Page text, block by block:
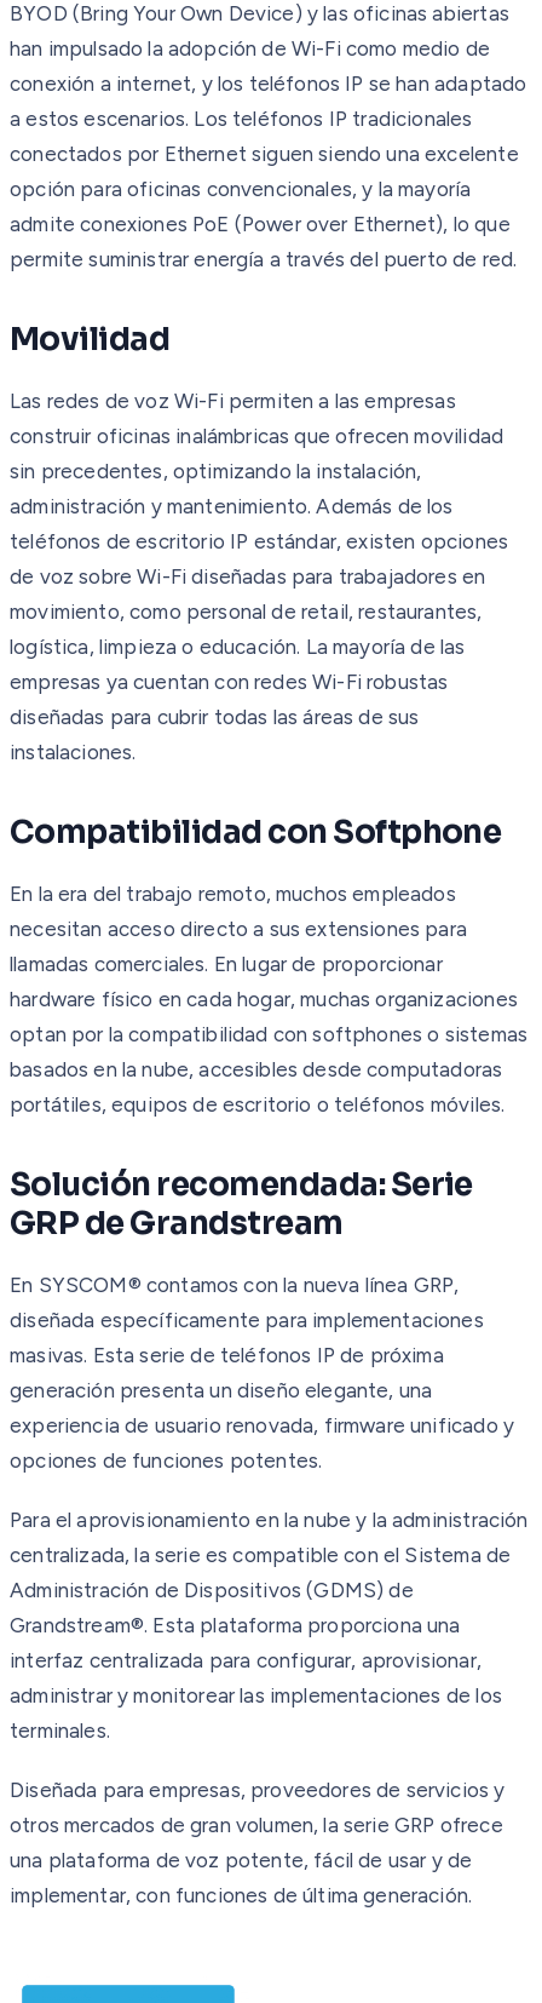
BYOD (Bring Your Own Device) y las oficinas abiertas
han impulsado la adopción de Wi-Fi como medio de
conexión a internet, y los teléfonos IP se han adaptado
a estos escenarios. Los teléfonos IP tradicionales
conectados por Ethernet siguen siendo una excelente
opción para oficinas convencionales, y la mayoría
admite conexiones PoE (Power over Ethernet), lo que
permite suministrar energía a través del puerto de red.
Movilidad
Las redes de voz Wi-Fi permiten a las empresas
construir oficinas inalámbricas que ofrecen movilidad
sin precedentes, optimizando la instalación,
administración y mantenimiento. Además de los
teléfonos de escritorio IP estándar, existen opciones
de voz sobre Wi-Fi diseñadas para trabajadores en
movimiento, como personal de retail, restaurantes,
logística, limpieza o educación. La mayoría de las
empresas ya cuentan con redes Wi-Fi robustas
diseñadas para cubrir todas las áreas de sus
instalaciones.
Compatibilidad con Softphone
En la era del trabajo remoto, muchos empleados
necesitan acceso directo a sus extensiones para
llamadas comerciales. En lugar de proporcionar
hardware físico en cada hogar, muchas organizaciones
optan por la compatibilidad con softphones o sistemas
basados en la nube, accesibles desde computadoras
portátiles, equipos de escritorio o teléfonos móviles.
Solución recomendada: Serie
GRP de Grandstream
En SYSCOM® contamos con la nueva línea GRP,
diseñada específicamente para implementaciones
masivas. Esta serie de teléfonos IP de próxima
generación presenta un diseño elegante, una
experiencia de usuario renovada, firmware unificado y
opciones de funciones potentes.
Para el aprovisionamiento en la nube y la administración
centralizada, la serie es compatible con el Sistema de
Administración de Dispositivos (GDMS) de
Grandstream®. Esta plataforma proporciona una
interfaz centralizada para configurar, aprovisionar,
administrar y monitorear las implementaciones de los
terminales.
Diseñada para empresas, proveedores de servicios y
otros mercados de gran volumen, la serie GRP ofrece
una plataforma de voz potente, fácil de usar y de
implementar, con funciones de última generación.